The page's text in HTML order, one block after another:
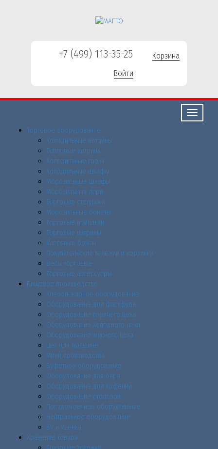
+7 (499) 113-35-25
Корзина
Войти
Свернуть/
Торговое оборудованиe
Холодильные витрины
Тепловые витрины
Холодильные горки
Холодильные шкафы
Морозильные шкафы
Морозильные лари
Торговые стеллажи
Морозильные бонеты
Торговые прилавки
Торговые витрины
Кассовые боксы
Покупательские тележки и корзинки
Весы торговые
Торговые аксессуары
Пищевое производство
Хлебопекарное оборудование
Оборудование для фастфуда
Оборудование горячего цеха
Оборудование холодного цеха
Оборудование мясного цеха
Цех при магазине
Мини производства
Буфетное оборудование
Оборудование для бара
Оборудование для кофейни
Оборудование столовой
Посудомоечное оборудование
Нейтральное оборудование
БУ и Уценка
Хранение товара